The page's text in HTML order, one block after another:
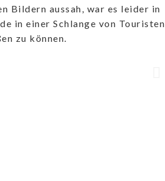
Bildern aussah, war es leider in
in einer Schlange von Touristen
zu können.